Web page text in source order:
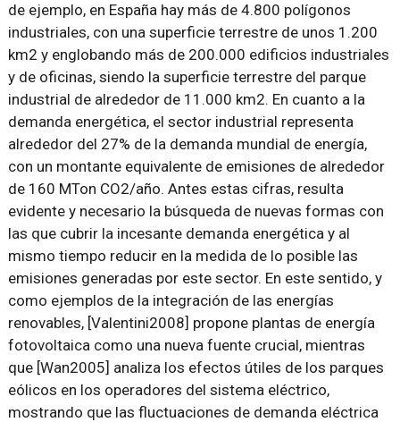
de ejemplo, en España hay más de 4.800 polígonos
industriales, con una superficie terrestre de unos 1.200
km2 y englobando más de 200.000 edificios industriales
y de oficinas, siendo la superficie terrestre del parque
industrial de alrededor de 11.000 km2. En cuanto a la
demanda energética, el sector industrial representa
alrededor del 27% de la demanda mundial de energía,
con un montante equivalente de emisiones de alrededor
de 160 MTon CO2/año. Antes estas cifras, resulta
evidente y necesario la búsqueda de nuevas formas con
las que cubrir la incesante demanda energética y al
mismo tiempo reducir en la medida de lo posible las
emisiones generadas por este sector. En este sentido, y
como ejemplos de la integración de las energías
renovables, [Valentini2008] propone plantas de energía
fotovoltaica como una nueva fuente crucial, mientras
que [Wan2005] analiza los efectos útiles de los parques
eólicos en los operadores del sistema eléctrico,
mostrando que las fluctuaciones de demanda eléctrica